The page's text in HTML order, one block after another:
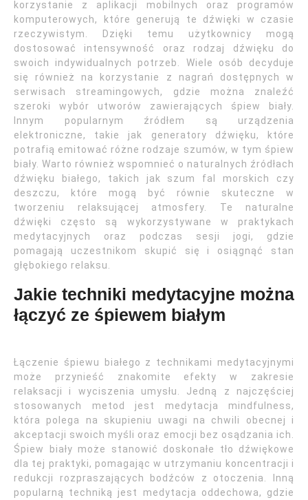
korzystanie z aplikacji mobilnych oraz programów
komputerowych, które generują te dźwięki w czasie
rzeczywistym. Dzięki temu użytkownicy mogą
dostosować intensywność oraz rodzaj dźwięku do
swoich indywidualnych potrzeb. Wiele osób decyduje
się również na korzystanie z nagrań dostępnych w
serwisach streamingowych, gdzie można znaleźć
szeroki wybór utworów zawierających śpiew biały.
Innym popularnym źródłem są urządzenia
elektroniczne, takie jak generatory dźwięku, które
potrafią emitować różne rodzaje szumów, w tym śpiew
biały. Warto również wspomnieć o naturalnych źródłach
dźwięku białego, takich jak szum fal morskich czy
deszczu, które mogą być równie skuteczne w
tworzeniu relaksującej atmosfery. Te naturalne
dźwięki często są wykorzystywane w praktykach
medytacyjnych oraz podczas sesji jogi, gdzie
pomagają uczestnikom skupić się i osiągnąć stan
głębokiego relaksu.
Jakie techniki medytacyjne można
łączyć ze śpiewem białym
Łączenie śpiewu białego z technikami medytacyjnymi
może przynieść znakomite efekty w zakresie
relaksacji i wyciszenia umysłu. Jedną z najczęściej
stosowanych metod jest medytacja mindfulness,
która polega na skupieniu uwagi na chwili obecnej i
akceptacji swoich myśli oraz emocji bez osądzania ich.
Śpiew biały może stanowić doskonałe tło dźwiękowe
dla tej praktyki, pomagając w utrzymaniu koncentracji i
redukcji rozpraszających bodźców z otoczenia. Inną
popularną techniką jest medytacja oddechowa, gdzie